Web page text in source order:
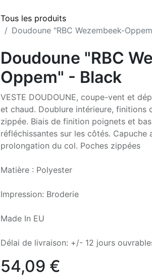
Tous les produits
Doudoune "RBC Wezembeek-
Doudoune "RBC
Oppem" - Black
VESTE DOUDOUNE, coupe-vent et
et chaud. Doublure intérieure, finitions
zippée. Biais de finition poignets et
réfléchissantes sur les côtés. Capuche
prolongation du col. Poches zippées
Matière : Polyester
Impression: Broderie
Made In EU
Délai de livraison: +/- 12 jours
54,09 €